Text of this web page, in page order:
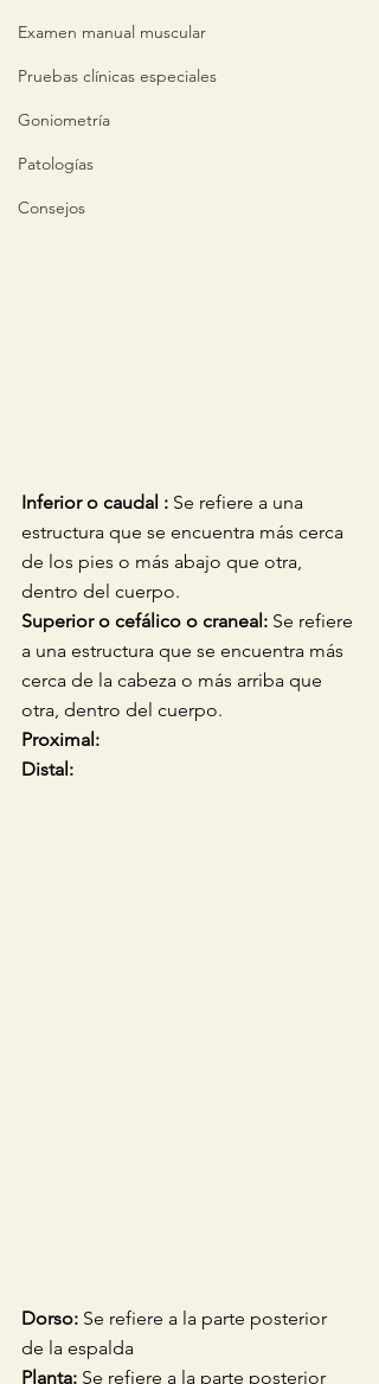
Examen manual muscular
Pruebas clínicas especiales
Goniometría
Patologías
Consejos
Inferior o caudal : Se refiere a una
estructura que se encuentra más cerca
de los pies o más abajo que otra,
dentro del cuerpo.
Superior o cefálico o craneal: Se refiere
a una estructura que se encuentra más
cerca de la cabeza o más arriba que
otra, dentro del cuerpo.
Proximal:
Distal:
Dorso: Se refiere a la parte posterior
de la espalda
Planta: Se refiere a la parte posterior